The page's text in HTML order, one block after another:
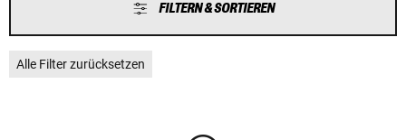
FILTERN & SORTIEREN
Alle Filter zurücksetzen